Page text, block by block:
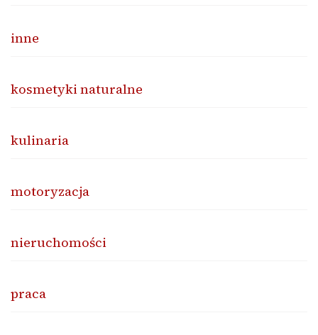
inne
kosmetyki naturalne
kulinaria
motoryzacja
nieruchomości
praca